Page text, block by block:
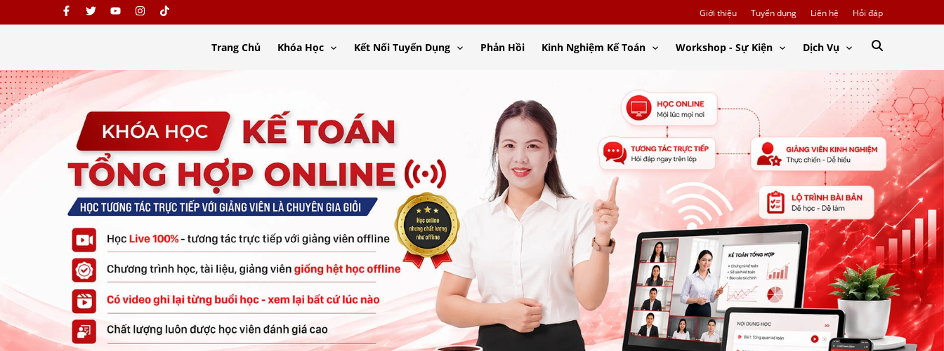
Giới thiệu Tuyển dụng Liên hệ Hỏi đáp
Trang Chủ Khóa Học Kết Nối Tuyển Dụng Phản Hồi Kinh Nghiệm Kế Toán Workshop - Sự Kiện Dịch Vụ